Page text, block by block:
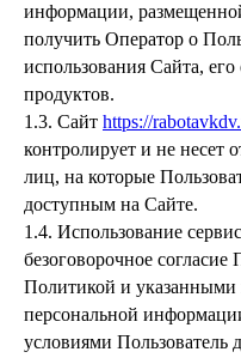
информации,
получить Оператор о
использования Сайта,
продуктов.
1.3. Сайт https://
контролирует и не несет
лиц, на которые
доступным на Сайте.
1.4. Использование
безоговорочное согласие
Политикой и указанными
персональной
условиями Пользователь